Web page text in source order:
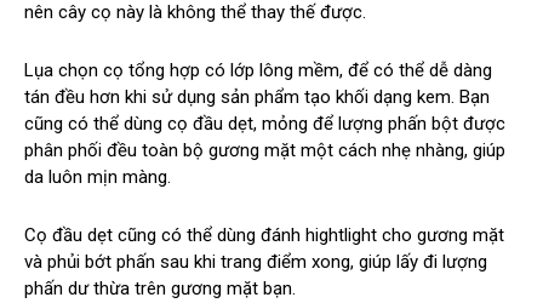
nên cây cọ này là không thể thay thế được.
Lụa chọn cọ tổng hợp có lớp lông mềm, để có thể dễ dàng
tán đều hơn khi sử dụng sản phẩm tạo khối dạng kem. Bạn
cũng có thể dùng cọ đầu dẹt, mỏng để lượng phấn bột được
phân phối đều toàn bộ gương mặt một cách nhẹ nhàng, giúp
da luôn mịn màng.
Cọ đầu dẹt cũng có thể dùng đánh hightlight cho gương mặt
và phủi bớt phấn sau khi trang điểm xong, giúp lấy đi lượng
phấn dư thừa trên gương mặt bạn.